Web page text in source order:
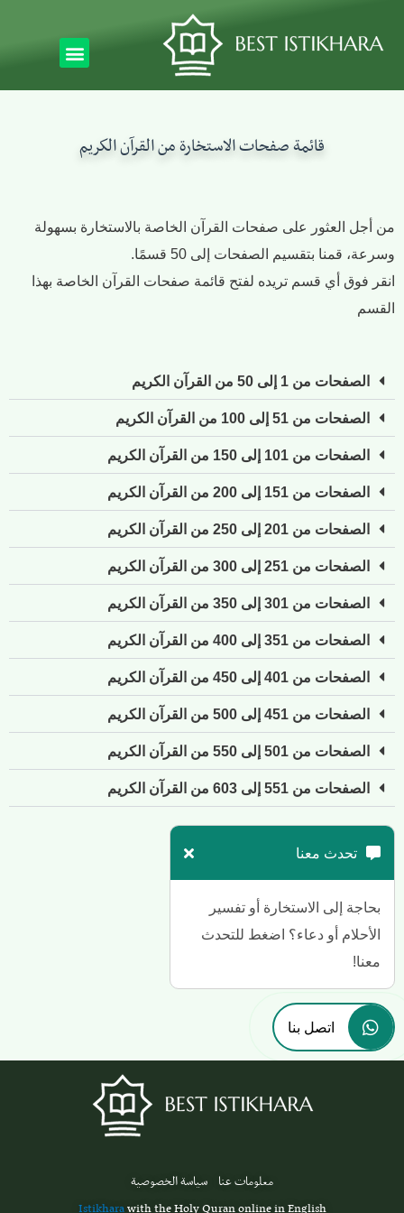
قائمة صفحات الاستخارة من القرآن الكريم
من أجل العثور على صفحات القرآن الخاصة بالاستخارة بسهولة
وسرعة، قمنا بتقسيم الصفحات إلى 50 قسمًا.
انقر فوق أي قسم تريده لفتح قائمة صفحات القرآن الخاصة بهذا
القسم
الصفحات من 1 إلى 50 من القرآن الكريم
الصفحات من 51 إلى 100 من القرآن الكريم
الصفحات من 101 إلى 150 من القرآن الكريم
الصفحات من 151 إلى 200 من القرآن الكريم
الصفحات من 201 إلى 250 من القرآن الكريم
الصفحات من 251 إلى 300 من القرآن الكريم
الصفحات من 301 إلى 350 من القرآن الكريم
الصفحات من 351 إلى 400 من القرآن الكريم
الصفحات من 401 إلى 450 من القرآن الكريم
الصفحات من 451 إلى 500 من القرآن الكريم
الصفحات من 501 إلى 550 من القرآن الكريم
الصفحات من 551 إلى 603 من القرآن الكريم
تحدث معنا
بحاجة إلى الاستخارة أو تفسير
الأحلام أو دعاء؟ اضغط للتحدث
معنا!
اتصل بنا
معلومات عنا سياسة الخصوصية